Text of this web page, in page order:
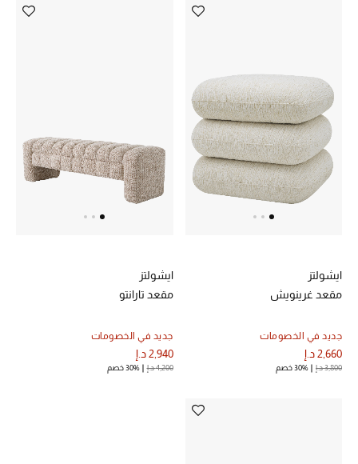
مستلزمات المنزل
خصم حتى 70%
تسوقوا الآن
ما وصلنا حديثاً
النساء
ايشولتز
مقعد غرينويش
جديد في الخصومات
2,660 د.إ
3,800 د.إ 30% خصم
ايشولتز
مقعد تارانتو
جديد في الخصومات
2,940 د.إ
4,200 د.إ 30% خصم